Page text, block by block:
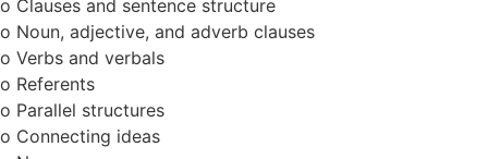
o Clauses and sentence structure
o Noun, adjective, and adverb clauses
o Verbs and verbals
o Referents
o Parallel structures
o Connecting ideas